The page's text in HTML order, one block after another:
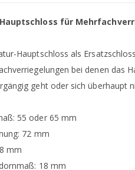
Hauptschloss für
Hauptschloss als
bei denen das
geht oder sich überhaupt
55 oder 65 mm
72 mm
mm
18 mm